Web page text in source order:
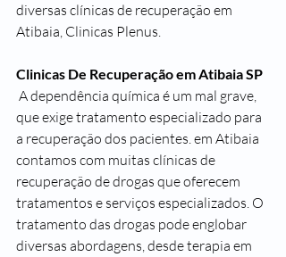
diversas clínicas de recuperação em
Atibaia, Clinicas Plenus.
Clinicas De Recuperação em Atibaia SP
que exige tratamento especializado para
a recuperação dos pacientes. em Atibaia
contamos com muitas clínicas de
recuperação de drogas que oferecem
tratamentos e serviços especializados. O
tratamento das drogas pode englobar
diversas abordagens, desde terapia em